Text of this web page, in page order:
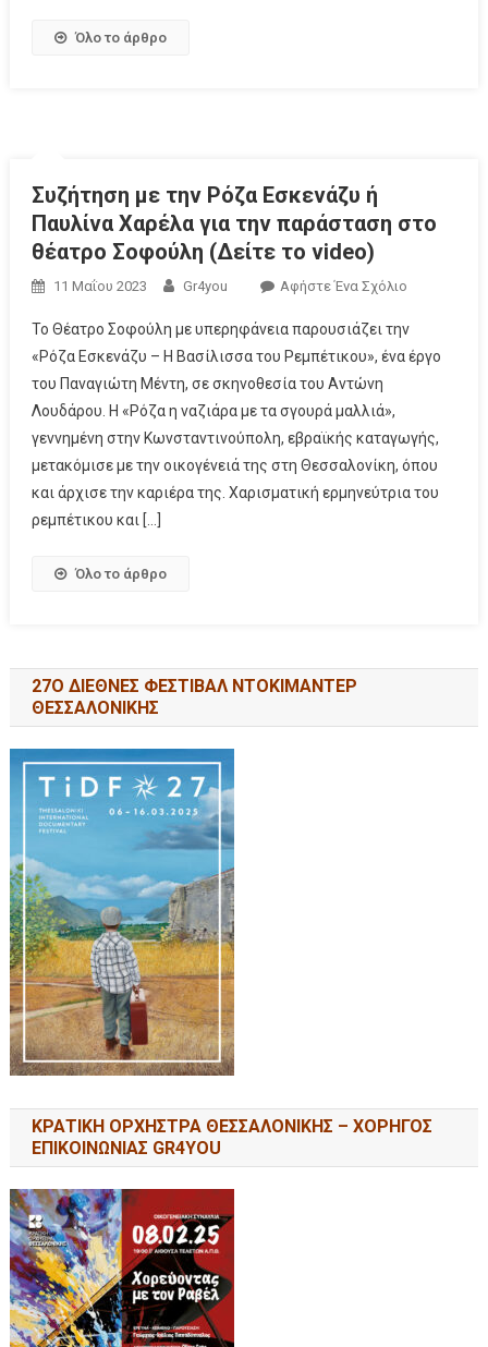
Όλο το άρθρο
Συζήτηση με την Ρόζα Εσκενάζυ ή
Παυλίνα Χαρέλα για την παράσταση στο
θέατρο Σοφούλη (Δείτε το video)
11 Μαΐου 2023 Gr4you Αφήστε Ένα Σχόλιο
Το Θέατρο Σοφούλη με υπερηφάνεια παρουσιάζει την
«Ρόζα Εσκενάζυ – Η Βασίλισσα του Ρεμπέτικου», ένα έργο
του Παναγιώτη Μέντη, σε σκηνοθεσία του Αντώνη
Λουδάρου. Η «Ρόζα η ναζιάρα με τα σγουρά μαλλιά»,
γεννημένη στην Κωνσταντινούπολη, εβραϊκής καταγωγής,
μετακόμισε με την οικογένειά της στη Θεσσαλονίκη, όπου
και άρχισε την καριέρα της. Χαρισματική ερμηνεύτρια του
ρεμπέτικου και […]
Όλο το άρθρο
27Ο ΔΙΕΘΝΕΣ ΦΕΣΤΙΒΑΛ ΝΤΟΚΙΜΑΝΤΕΡ
ΘΕΣΣΑΛΟΝΙΚΗΣ
ΚΡΑΤΙΚΗ ΟΡΧΗΣΤΡΑ ΘΕΣΣΑΛΟΝΙΚΗΣ – ΧΟΡΗΓΟΣ
ΕΠΙΚΟΙΝΩΝΙΑΣ GR4YOU